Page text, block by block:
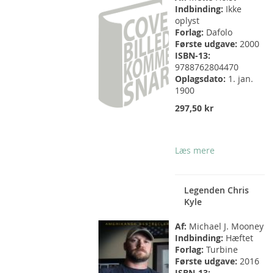
Indbinding: Ikke
oplyst
Forlag: Dafolo
Første udgave: 2000
ISBN-13:
9788762804470
Oplagsdato: 1. jan.
1900
297,50 kr
Læs mere
Legenden Chris
Kyle
Af: Michael J. Mooney
Indbinding: Hæftet
Forlag: Turbine
Første udgave: 2016